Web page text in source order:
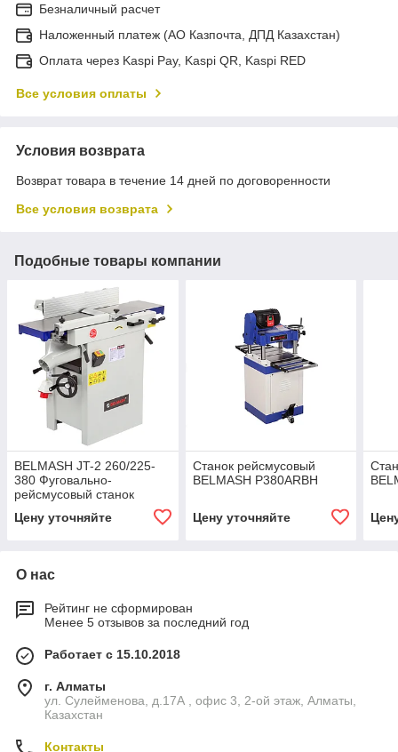
Безналичный расчет
Наложенный платеж (АО Казпочта, ДПД Казахстан)
Оплата через Kaspi Pay, Kaspi QR, Kaspi RED
Все условия оплаты
Условия возврата
Возврат товара в течение 14 дней по договоренности
Все условия возврата
Подобные товары компании
BELMASH JT-2 260/225-
380 Фуговально-
рейсмусовый станок
Цену уточняйте
Станок рейсмусовый
BELMASH P380ARBH
Цену уточняйте
О нас
Рейтинг не сформирован
Менее 5 отзывов за последний год
Работает с 15.10.2018
г. Алматы
ул. Сулейменова, д.17А , офис 3, 2-ой этаж, Алматы,
Казахстан
Контакты